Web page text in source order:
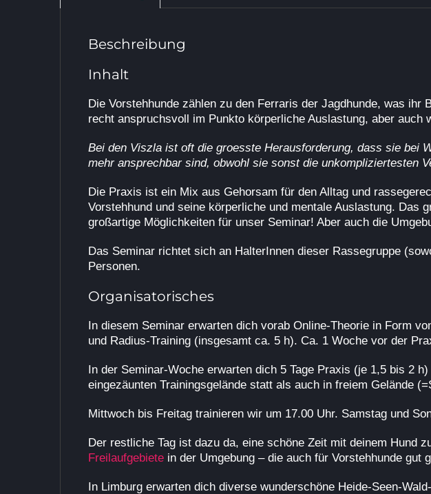
Beschreibung
Inhalt
Die Vorstehhunde zählen zu den Ferraris der Jagdhunde, was
recht anspruchsvoll im Punkto körperliche Auslastung, aber auch
Bei den Viszla ist oft die groesste Herausforderung, dass sie bei
mehr ansprechbar sind, obwohl sie sonst die unkompliziertesten
Die Praxis ist ein Mix aus Gehorsam für den Alltag und
Vorstehhund und seine körperliche und mentale Auslastung. Das
großartige Möglichkeiten für unser Seminar! Aber auch die
Das Seminar richtet sich an HalterInnen dieser Rassegruppe
Personen.
Organisatorisches
In diesem Seminar erwarten dich vorab Online-Theorie in Form
und Radius-Training (insgesamt ca. 5 h). Ca. 1 Woche vor der
In der Seminar-Woche erwarten dich 5 Tage Praxis (je 1,5 bis 2
eingezäunten Trainingsgelände statt als auch in freiem Gelände
Mittwoch bis Freitag trainieren wir um 17.00 Uhr. Samstag und
Der restliche Tag ist dazu da, eine schöne Zeit mit deinem Hund
Freilaufgebietein der Umgebung – die auch für Vorstehhunde gut
In Limburg erwarten dich diverse wunderschöne Heide-Seen-